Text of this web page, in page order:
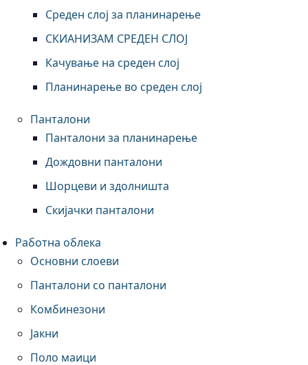
Среден слој за планинарење
СКИАНИЗАМ СРЕДЕН СЛОЈ
Качување на среден слој
Планинарење во среден слој
Панталони
Панталони за планинарење
Дождовни панталони
Шорцеви и здолништа
Скијачки панталони
Работна облека
Основни слоеви
Панталони со панталони
Комбинезони
Јакни
Поло маици